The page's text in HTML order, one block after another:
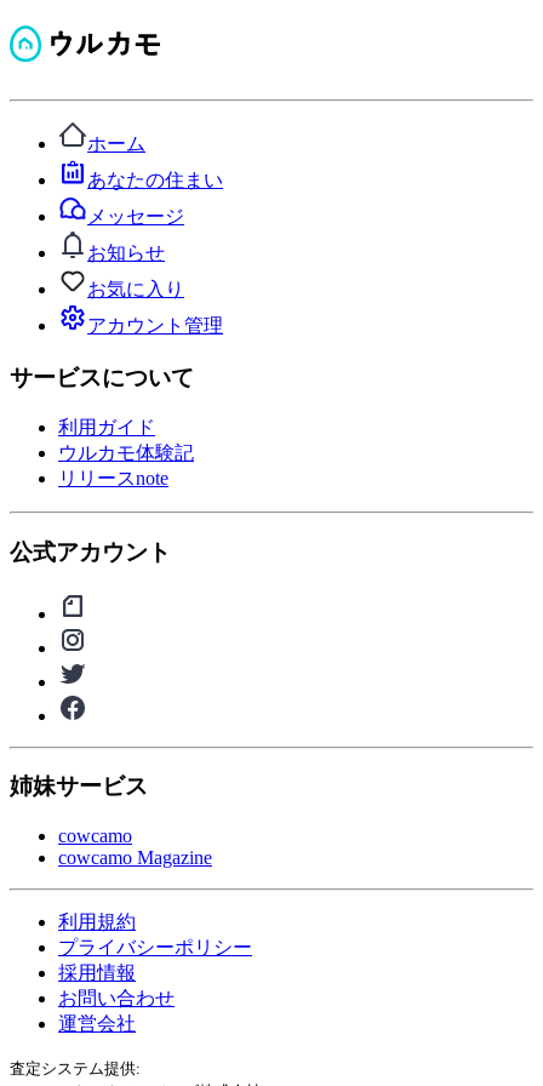
ホーム
あなたの住まい
メッセージ
お知らせ
お気に入り
アカウント管理
サービスについて
利用ガイド
ウルカモ体験記
リリースnote
公式アカウント
姉妹サービス
cowcamo
cowcamo Magazine
利用規約
プライバシーポリシー
採用情報
お問い合わせ
運営会社
査定システム提供: